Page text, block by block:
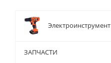
Электроинструмент
ЗАПЧАСТИ